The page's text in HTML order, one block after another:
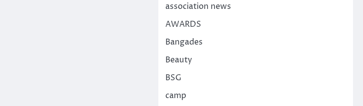
association news
AWARDS
Bangades
Beauty
BSG
camp